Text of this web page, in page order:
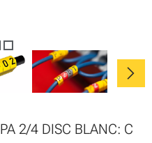
chevron_right
PA 2/4 DISC BLANC: C